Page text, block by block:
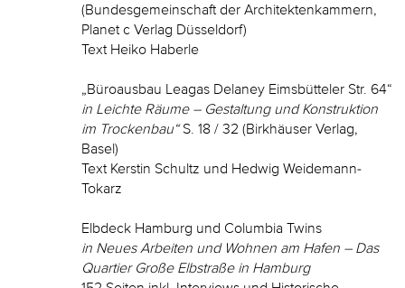
(Bundesgemeinschaft der Architektenkammern,
Planet c Verlag Düsseldorf)
Text Heiko Haberle
„Büroausbau Leagas Delaney Eimsbütteler Str. 64“
in Leichte Räume – Gestaltung und Konstruktion
im Trockenbau“S. 18 / 32 (Birkhäuser Verlag,
Basel)
Text Kerstin Schultz und Hedwig Weidemann-
Tokarz
Elbdeck Hamburg und Columbia Twins
in Neues Arbeiten und Wohnen am Hafen – Das
Quartier Große Elbstraße in Hamburg